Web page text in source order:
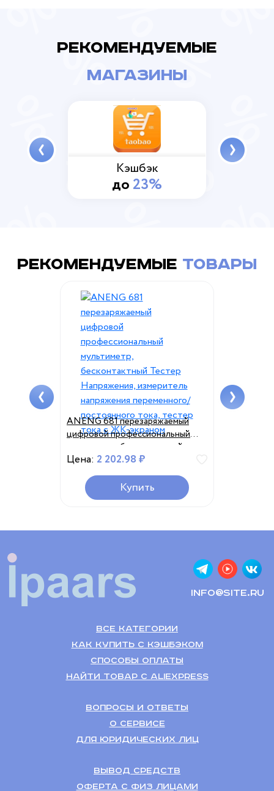
рекомендуемые
магазины
Кэшбэк
до 23%
рекомендуемые товары
ANENG 681 перезаряжаемый
цифровой профессиональный
мультиметр, бесконтактный
Тестер Напряжения, измеритель
напряжения переменного/
постоянного тока, тестер тока с
ЖК-экраном
Цена: 2 202.98 ₽
Купить
Все категории
Как купить с кэшбэком
Способы оплаты
Найти товар с Aliexpress
Вопросы и ответы
О сервисе
Для Юридических лиц
Вывод средств
Оферта с физ лицами
info@site.ru